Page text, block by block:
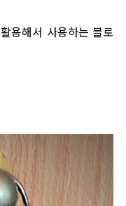
용해서 사용하는 블로